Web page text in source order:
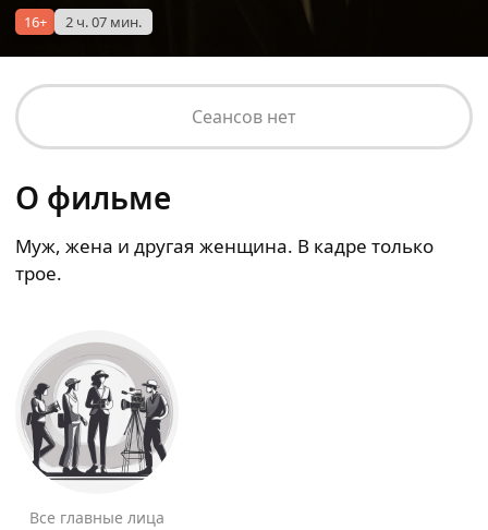
16+ 2 ч. 07 мин.
Сеансов нет
О фильме
Муж, жена и другая женщина. В кадре только
трое.
Все главные лица